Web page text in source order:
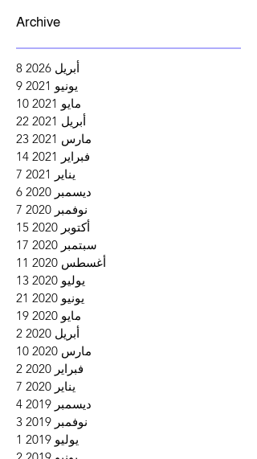
Archive
أبريل 2026 8
يونيو 2021
9
مايو 2021
10
أبريل 2021
22
مارس 2021
23
فبراير 2021
14
يناير 2021
7
ديسمبر 2020
6
نوفمبر 2020
7
أكتوبر 2020
15
سبتمبر 2020
17
أغسطس 2020
11
يوليو 2020
13
يونيو 2020
21
مايو 2020
19
أبريل 2020
2
مارس 2020
10
فبراير 2020
2
يناير 2020
7
ديسمبر 2019
4
نوفمبر 2019
3
يوليو 2019
1